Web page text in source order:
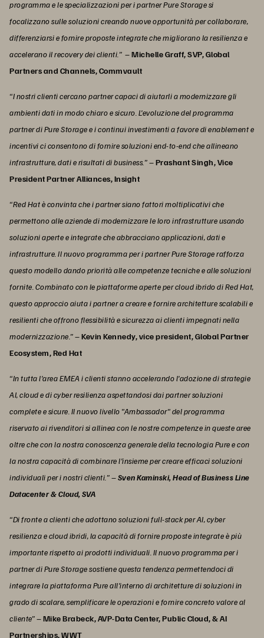
programma e le specializzazioni per i partner Pure Storage si
focalizzano sulle soluzioni creando nuove opportunità per collaborare,
differenziarsi e fornire proposte integrate che migliorano la resilienza e
accelerano il recovery dei clienti.” –Michelle Graff, SVP, Global
Partners and Channels, Commvault
“I nostri clienti cercano partner capaci di aiutarli a modernizzare gli
ambienti dati in modo chiaro e sicuro. L'evoluzione del programma
partner di Pure Storage e i continui investimenti a favore di enablement e
incentivi ci consentono di fornire soluzioni end-to-end che allineano
infrastrutture, dati e risultati di business.”–Prashant Singh, Vice
President Partner Alliances, Insight
“Red Hat è convinta che i partner siano fattori moltiplicativi che
permettono alle aziende di modernizzare le loro infrastrutture usando
soluzioni aperte e integrate che abbracciano applicazioni, dati e
infrastrutture. Il nuovo programma per i partner Pure Storage rafforza
questo modello dando priorità alle competenze tecniche e alle soluzioni
fornite. Combinato con le piattaforme aperte per cloud ibrido di Red Hat,
questo approccio aiuta i partner a creare e fornire architetture scalabili e
resilienti che offrono flessibilità e sicurezza ai clienti impegnati nella
modernizzazione.”–Kevin Kennedy, vice president, Global Partner
Ecosystem, Red Hat
“In tutta l'area EMEA i clienti stanno accelerando l'adozione di strategie
AI, cloud e di cyber resilienza aspettandosi dai partner soluzioni
complete e sicure. Il nuovo livello "Ambassador" del programma
riservato ai rivenditori si allinea con le nostre competenze in queste aree
oltre che con la nostra conoscenza generale della tecnologia Pure e con
la nostra capacità di combinare l'insieme per creare efficaci soluzioni
individuali per i nostri clienti.” –Sven Kaminski, Head of Business Line
Datacenter & Cloud, SVA
“Di fronte a clienti che adottano soluzioni full-stack per AI, cyber
resilienza e cloud ibridi, la capacità di fornire proposte integrate è più
importante rispetto ai prodotti individuali. Il nuovo programma per i
partner di Pure Storage sostiene questa tendenza permettendoci di
integrare la piattaforma Pure all'interno di architetture di soluzioni in
grado di scalare, semplificare le operazioni e fornire concreto valore al
cliente”–Mike Brabeck, AVP-Data Center, Public Cloud, & AI
Partnerships, WWT